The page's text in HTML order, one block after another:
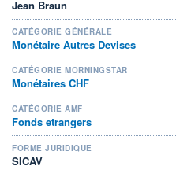
Jean Braun
CATÉGORIE GÉNÉRALE
Monétaire Autres Devises
CATÉGORIE MORNINGSTAR
Monétaires CHF
CATÉGORIE AMF
Fonds etrangers
FORME JURIDIQUE
SICAV